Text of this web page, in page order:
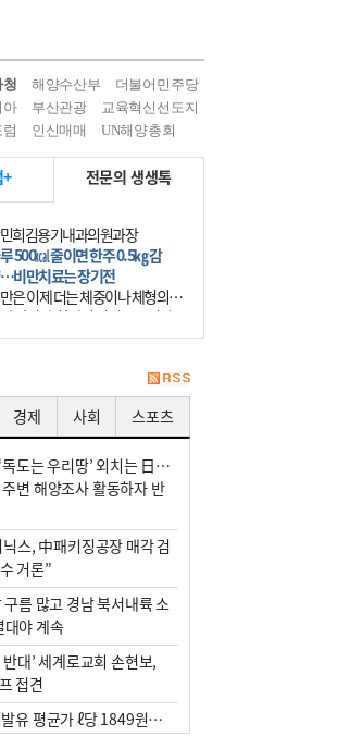
청 해양수산부
더불어민주당
아 부산관광
교육혁신선도지
인신매매 UN해양총회
+ 전문의 생생톡
희김용기내과의원과장
500㎉ 줄이면 한주 0.5㎏ 감
비만치료는 장기전
은 이제 더는 체중이나 체형의 문
가 아니다. 하나의 질병으로 인지
치료와 관리를 해야 한다. 세계
경제 사회 스포츠
도는 우리땅’ 외치는 日…
변 해양조사 활동하자 반
스, 中패키징공장 매각 검
거론”
름 많고 경남 북서내륙 소
야 계속
대’ 세계로교회 손현보,
접견
유 평균가 ℓ당 1849원…